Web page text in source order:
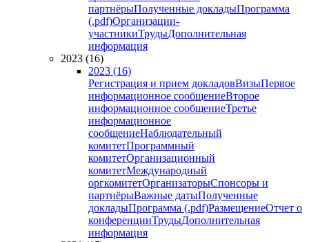
партнёрыПолученные докладыПрограмма
(.pdf)Организации-
участникиТрудыДополнительная
информация
2023 (16)
2023 (16)
Регистрация и прием докладовВизыПервое
информационное сообщениеВторое
информационное сообщениеТретье
информационное
сообщениеНаблюдательный
комитетПрограммный
комитетОрганизационный
комитетМеждународный
оргкомитетОрганизаторыСпонсоры и
партнёрыВажные датыПолученные
докладыПрограмма (.pdf)РазмещениеОтчет о
конференцииТрудыДополнительная
информация